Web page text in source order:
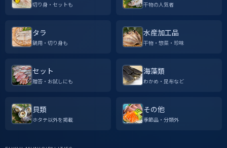
切り身・セットも 干物の人気者
タラ
鍋用・切り身も
水産加工品
干物・惣菜・珍味
セット
贈答・お試しにも
海藻類
わかめ・昆布など
貝類
ホタテ以外を掲載
その他
季節品・分類外